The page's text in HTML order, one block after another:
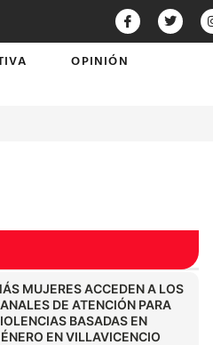
OPINIÓN
MUJERES ACCEDEN A LOS
DE ATENCIÓN PARA
BASADAS EN
EN VILLAVICENCIO